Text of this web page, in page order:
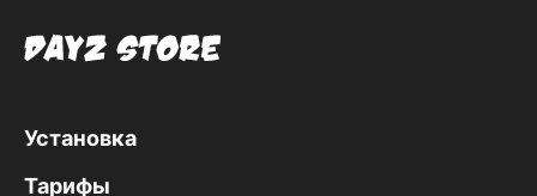
Установка
Тарифы